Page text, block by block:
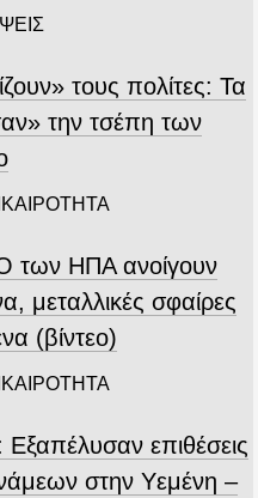
τους πολίτες: Τα
την τσέπη των
των ΗΠΑ ανοίγουν
μεταλλικές σφαίρες
(βίντεο)
επιθέσεις
στην Υεμένη –